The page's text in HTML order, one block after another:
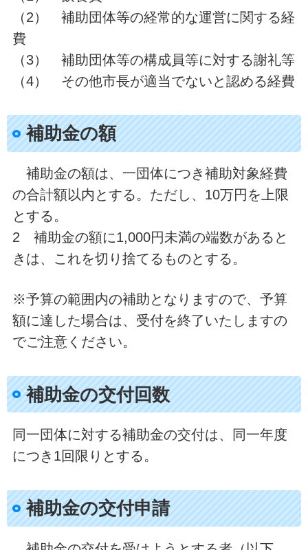
（2） 補助団体等の経常的な運営に関する経
費
（3） 補助団体等の構成員等に対する謝礼等
（4） その他市長が適当でないと認める経費
補助金の額
補助金の額は、一団体につき補助対象経費
の合計額以内とする。ただし、10万円を上限
とする。
2 補助金の額に1,000円未満の端数があると
きは、これを切り捨てるものとする。
※予算の範囲内の補助となりますので、予算
額に達した場合は、受付を終了いたしますの
でご注意ください。
補助金の交付回数
同一団体に対する補助金の交付は、同一年度
につき1回限りとする。
補助金の交付申請